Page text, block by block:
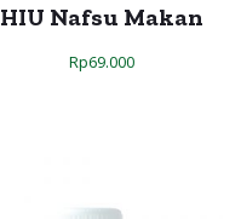
HIU Nafsu Makan
Rp69.000